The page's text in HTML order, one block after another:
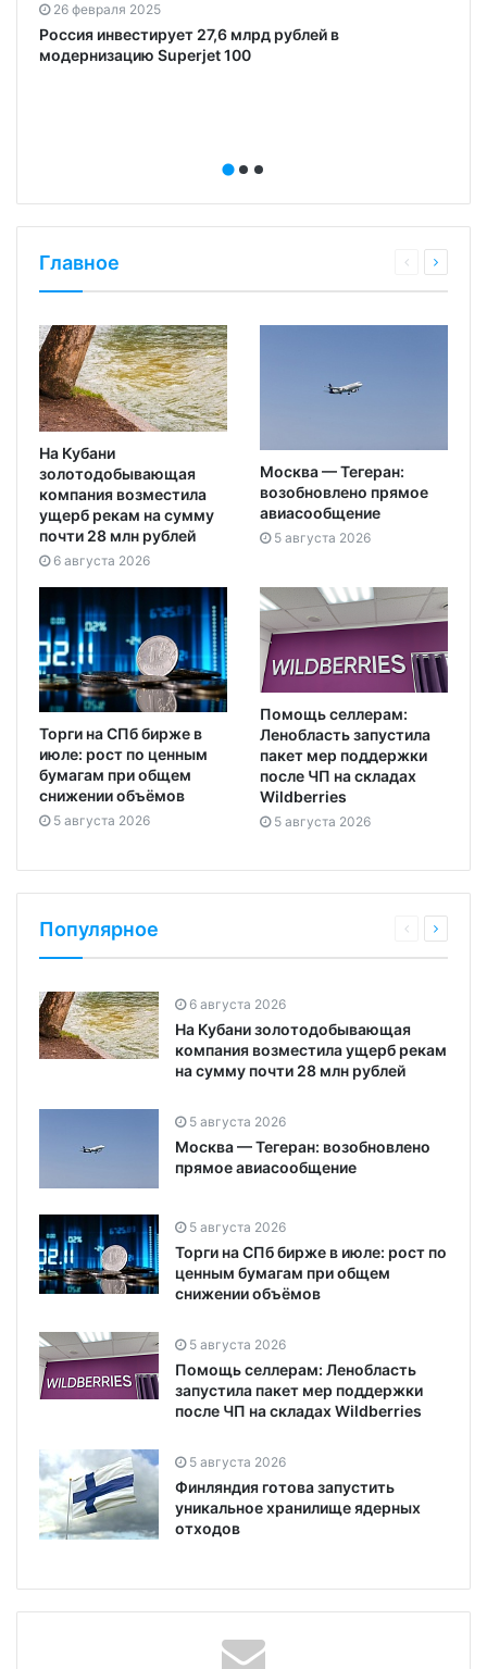
26 февраля 2025
Россия инвестирует 27,6 млрд рублей в
модернизацию Superjet 100
Главное
На Кубани
золотодобывающая
компания возместила
ущерб рекам на сумму
почти 28 млн рублей
6 августа 2026
Москва — Тегеран:
возобновлено прямое
авиасообщение
5 августа 2026
Торги на СПб бирже в
июле: рост по ценным
бумагам при общем
снижении объёмов
5 августа 2026
Помощь селлерам:
Ленобласть запустила
пакет мер поддержки
после ЧП на складах
Wildberries
5 августа 2026
Популярное
6 августа 2026
На Кубани золотодобывающая
компания возместила ущерб рекам
на сумму почти 28 млн рублей
5 августа 2026
Москва — Тегеран: возобновлено
прямое авиасообщение
5 августа 2026
Торги на СПб бирже в июле: рост по
ценным бумагам при общем
снижении объёмов
5 августа 2026
Помощь селлерам: Ленобласть
запустила пакет мер поддержки
после ЧП на складах Wildberries
5 августа 2026
Финляндия готова запустить
уникальное хранилище ядерных
отходов